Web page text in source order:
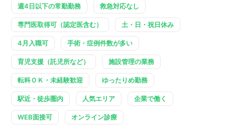
週4日以下の常勤勤務 救急対応なし
専門医取得可（認定医含む） 土・日・祝日休み
4月入職可 手術・症例件数が多い
育児支援（託児所など） 施設管理の業務
転科ＯＫ・未経験歓迎 ゆったりめ勤務
駅近・徒歩圏内 人気エリア 企業で働く
WEB面接可 オンライン診療